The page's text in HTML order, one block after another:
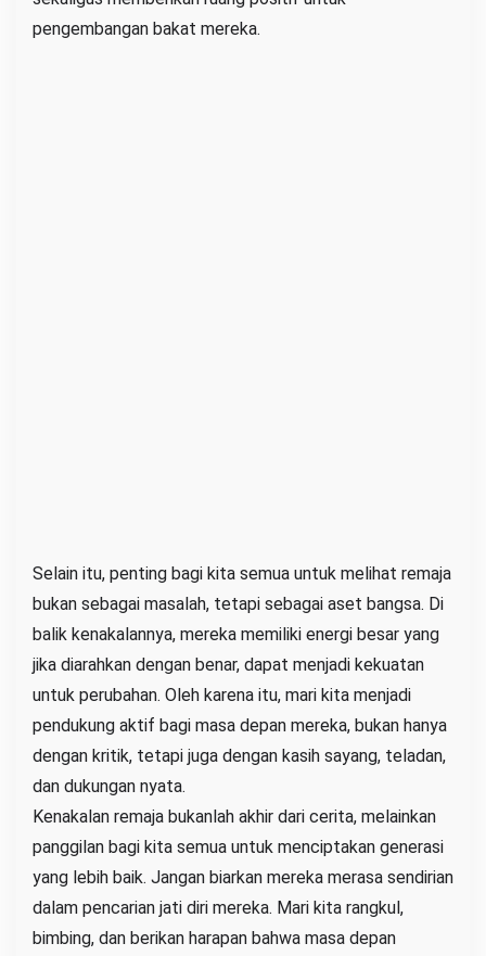
pengembangan bakat mereka.
Selain itu, penting bagi kita semua untuk melihat remaja
bukan sebagai masalah, tetapi sebagai aset bangsa. Di
balik kenakalannya, mereka memiliki energi besar yang
jika diarahkan dengan benar, dapat menjadi kekuatan
untuk perubahan. Oleh karena itu, mari kita menjadi
pendukung aktif bagi masa depan mereka, bukan hanya
dengan kritik, tetapi juga dengan kasih sayang, teladan,
dan dukungan nyata.
Kenakalan remaja bukanlah akhir dari cerita, melainkan
panggilan bagi kita semua untuk menciptakan generasi
yang lebih baik. Jangan biarkan mereka merasa sendirian
dalam pencarian jati diri mereka. Mari kita rangkul,
bimbing, dan berikan harapan bahwa masa depan